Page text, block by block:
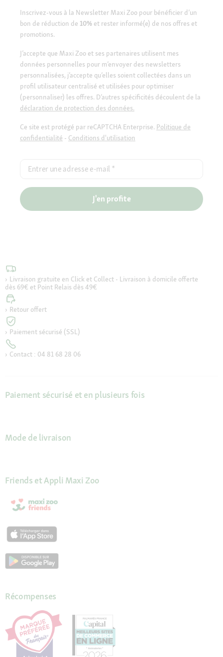
Inscrivez-vous à la Newsletter Maxi Zoo pour bénéficier d’un
bon de réduction de 10% et rester informé(e) de nos offres et
promotions.
J’accepte que Maxi Zoo et ses partenaires utilisent mes
données personnelles pour m’envoyer des newsletters
personnalisées, j’accepte qu’elles soient collectées dans un
profil utilisateur centralisé et utilisées pour optimiser
(personnaliser) les offres. D’autres spécificités découlent de la
déclaration de protection des données.
Ce site est protégé par reCAPTCHA Enterprise. Politique de
confidentialité - Conditions d'utilisation
Entrer une adresse e-mail *
J'en profite
Livraison gratuite en Click et Collect - Livraison à domicile offerte
dès 69€ et Point Relais dès 49€
Retour offert
Paiement sécurisé (SSL)
Contact : 04 81 68 28 06
Paiement sécurisé et en plusieurs fois
Mode de livraison
Friends et Appli Maxi Zoo
Récompenses